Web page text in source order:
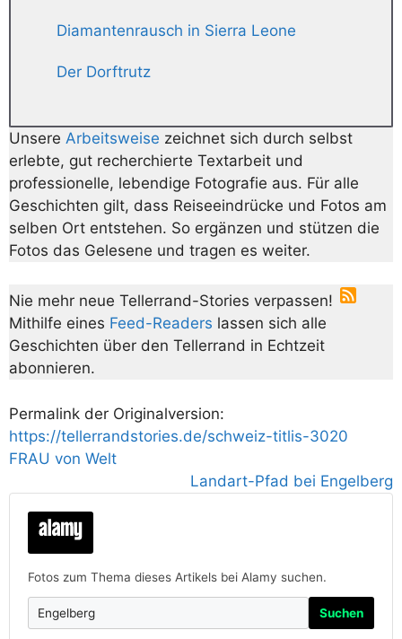
Diamantenrausch in Sierra Leone
Der Dorftrutz
Unsere Arbeitsweise zeichnet sich durch selbst
erlebte, gut recherchierte Textarbeit und
professionelle, lebendige Fotografie aus. Für alle
Geschichten gilt, dass Reiseeindrücke und Fotos am
selben Ort entstehen. So ergänzen und stützen die
Fotos das Gelesene und tragen es weiter.
Nie mehr neue Tellerrand-Stories verpassen!
Mithilfe eines Feed-Readers lassen sich alle
Geschichten über den Tellerrand in Echtzeit
abonnieren.
Permalink der Originalversion:
https://tellerrandstories.de/schweiz-titlis-3020
FRAU von Welt
Landart-Pfad bei Engelberg
Fotos zum Thema dieses Artikels bei Alamy suchen.
Suchen